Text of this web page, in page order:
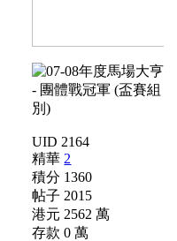
UID 2164
精華 2
積分 1360
帖子 2015
港元 2562 萬
存款 0 萬